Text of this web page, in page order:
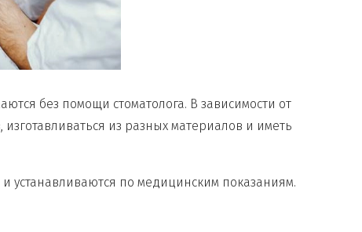
без помощи стоматолога. В зависимости от
из разных материалов и иметь
устанавливаются по медицинским показаниям.